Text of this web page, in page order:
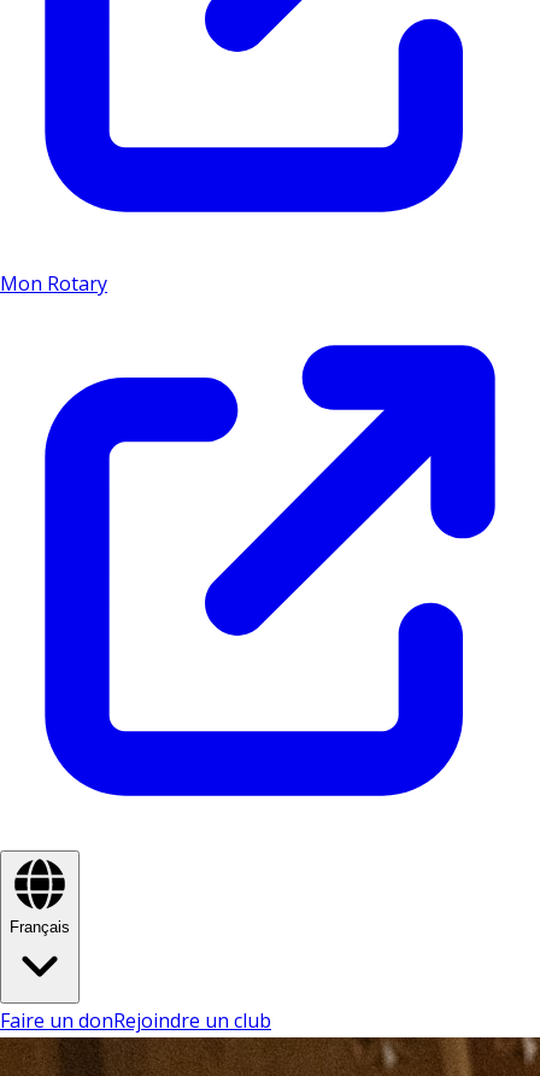
Mon Rotary
Français
Faire un donRejoindre un club